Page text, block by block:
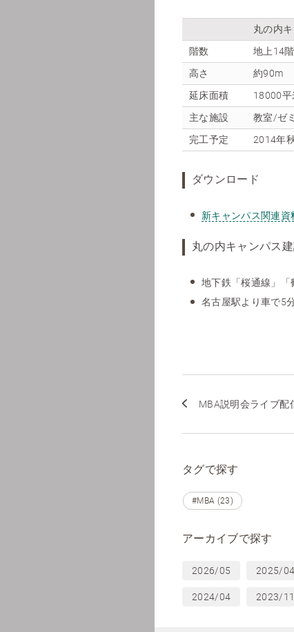
丸の内
階数
地上14
高さ
約90m
延床面積
18000平
主な施設
教室/ゼ
完工予定
2014年
ダウンロード
新キャンパス関連資
丸の内キャンパス
地下鉄「桜通線」
名古屋駅より車で5
MBA説明会ライブ配
タグで探す
#MBA (23)
アーカイブで探す
2026/05 2025/04
2024/04 2023/11